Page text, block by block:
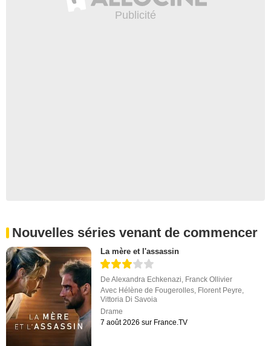
Nouvelles séries venant de commencer
La mère et l'assassin
DeAlexandra Echkenazi Franck Ollivier
Avec Hélène de Fougerolles Florent Peyre
Vittoria Di Savoia
Drame
7 août 2026 sur France.TV